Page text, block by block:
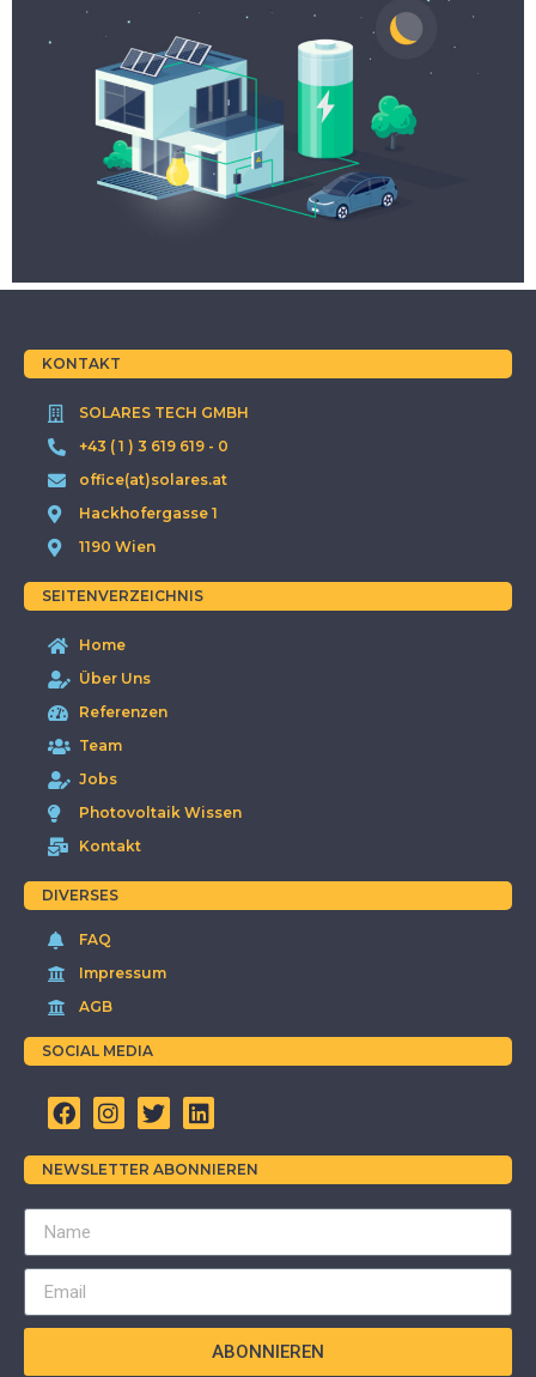
KONTAKT
SOLARES TECH GMBH
+43 ( 1 ) 3 619 619 - 0
office(at)solares.at
Hackhofergasse 1
1190 Wien
SEITENVERZEICHNIS
Home
Über Uns
Referenzen
Team
Jobs
Photovoltaik Wissen
Kontakt
DIVERSES
FAQ
Impressum
AGB
SOCIAL MEDIA
NEWSLETTER ABONNIEREN
ABONNIEREN